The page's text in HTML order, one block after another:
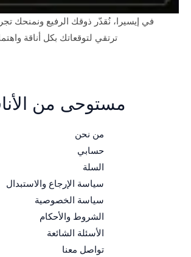
في إيسيرا، نُقدّر ذوقك الرفيع ونمنحك
ترتقي لتوقعاتك بكل أناقة
مستوحى من
من نحن
حسابي
السلة
سياسة الإرجاع والاستبدال
سياسة الخصوصية
الشروط والأحكام
الأسئلة الشائعة
تواصل معنا